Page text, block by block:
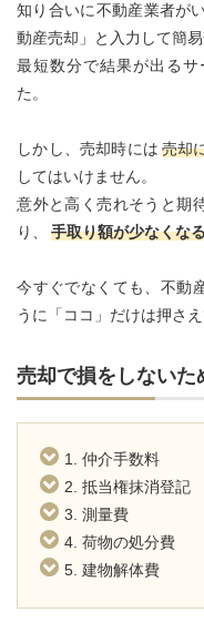
知り合いに不動産業者が
動産売却」と入力して簡易
最短数分で結果が出る
た。
しかし、売却時には 売却
してはいけません。
意外と高く売れそうと期
り、
手取り額が少なくな
今すぐでなくても、不動
うに「ココ」だけは押さえ
売却で損をしないた
1. 仲介手数料
2. 抵当権抹消登記
3. 測量費
4. 荷物の処分費
5. 建物解体費